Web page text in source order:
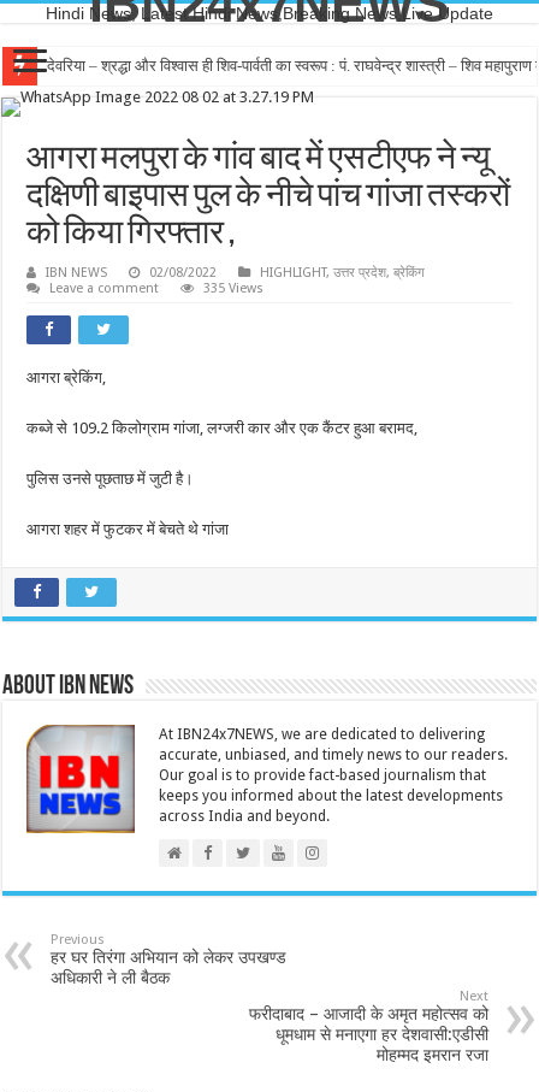
Hindi News, Latest Hindi News,Breaking News,Live Update
देवरिया – श्रद्धा और विश्वास ही शिव-पार्वती का स्वरूप : पं. राघवेन्द्र शास्त्री – शिव
आगरा मलपुरा के गांव बाद में एसटीएफ ने न्यू
दक्षिणी बाइपास पुल के नीचे पांच गांजा तस्करों
को किया गिरफ्तार ,
IBN NEWS 02/08/2022 HIGHLIGHT,उत्तर प्रदेश,ब्रेकिंग
Leave a comment
335 Views
आगरा ब्रेकिंग,
कब्जे से 109.2 किलोग्राम गांजा, लग्जरी कार और एक कैंटर हुआ बरामद,
पुलिस उनसे पूछताछ में जुटी है।
आगरा शहर में फुटकर में बेचते थे गांजा
About IBN NEWS
At IBN24x7NEWS, we are dedicated to delivering
accurate, unbiased, and timely news to our readers.
Our goal is to provide fact-based journalism that
keeps you informed about the latest developments
across India and beyond.
Previous
हर घर तिरंगा अभियान को लेकर उपखण्ड
अधिकारी ने ली बैठक
Next
फरीदाबाद – आजादी के अमृत महोत्सव को
धूमधाम से मनाएगा हर देशवासी:एडीसी
मोहम्मद इमरान रजा